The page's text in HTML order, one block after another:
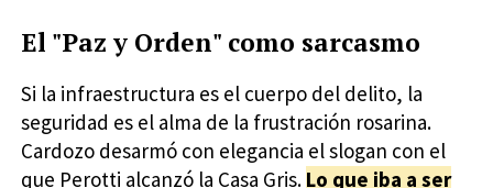
El "Paz y Orden" como sarcasmo
Si la infraestructura es el cuerpo del delito, la
seguridad es el alma de la frustración rosarina.
Cardozo desarmó con elegancia el slogan con el
que Perotti alcanzó la Casa Gris. Lo que iba a ser